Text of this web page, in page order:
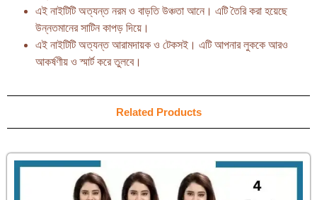
এই নাইটিটি অত্যন্ত নরম ও বাড়তি উঞ্চতা আনে। এটি তৈরি করা হয়েছে
উন্নতমানের সাটিন কাপড় দিয়ে।
এই নাইটিটি অত্যন্ত আরামদায়ক ও টেকসই। এটি আপনার লুককে আরও
আকর্ষণীয় ও স্মার্ট করে তুলবে।
Related Products